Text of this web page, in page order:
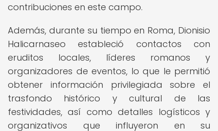
contribuciones en este campo.
Además, durante su tiempo en Roma, Dionisio
Halicarnaseo estableció contactos con
eruditos locales, líderes romanos y
organizadores de eventos, lo que le permitió
obtener información privilegiada sobre el
trasfondo histórico y cultural de las
festividades, así como detalles logísticos y
organizativos que influyeron en su